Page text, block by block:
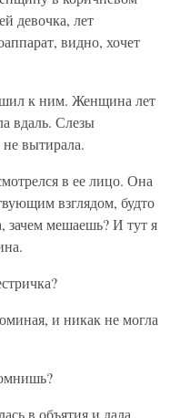
девочка, лет
видно, хочет
к ним. Женщина лет
вдаль. Слезы
вытирала.
в ее лицо. Она
взглядом, будто
зачем мешаешь? И тут я
и никак не могла
в объятия и дала